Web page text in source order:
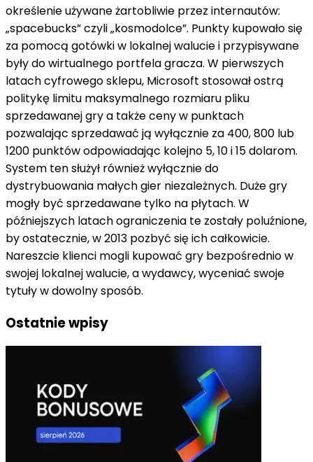
określenie używane żartobliwie przez internautów:
„spacebucks” czyli „kosmodolce”. Punkty kupowało się
za pomocą gotówki w lokalnej walucie i przypisywane
były do wirtualnego portfela gracza. W pierwszych
latach cyfrowego sklepu, Microsoft stosował ostrą
politykę limitu maksymalnego rozmiaru pliku
sprzedawanej gry a także ceny w punktach
pozwalając sprzedawać ją wyłącznie za 400, 800 lub
1200 punktów odpowiadając kolejno 5, 10 i 15 dolarom.
System ten służył również wyłącznie do
dystrybuowania małych gier niezależnych. Duże gry
mogły być sprzedawane tylko na płytach. W
późniejszych latach ograniczenia te zostały poluźnione,
by ostatecznie, w 2013 pozbyć się ich całkowicie.
Nareszcie klienci mogli kupować gry bezpośrednio w
swojej lokalnej walucie, a wydawcy, wyceniać swoje
tytuły w dowolny sposób.
Ostatnie wpisy